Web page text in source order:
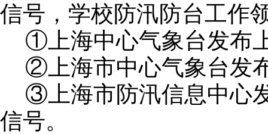
信号，学校防汛防台工作
①上海中心气象台发布
②上海市中心气象台发
③上海市防汛信息中心
信号。